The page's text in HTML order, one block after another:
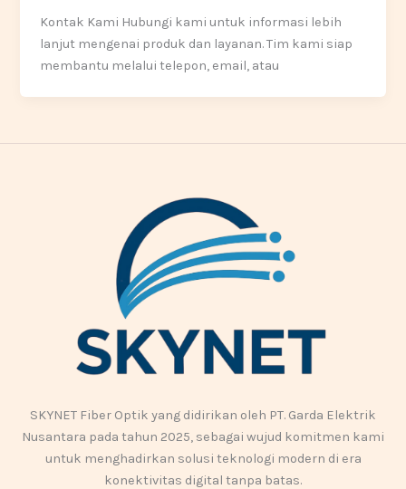
Kontak Kami Hubungi kami untuk informasi lebih
lanjut mengenai produk dan layanan. Tim kami siap
membantu melalui telepon, email, atau
SKYNET Fiber Optik yang didirikan oleh PT. Garda Elektrik
Nusantara pada tahun 2025, sebagai wujud komitmen kami
untuk menghadirkan solusi teknologi modern di era
konektivitas digital tanpa batas.